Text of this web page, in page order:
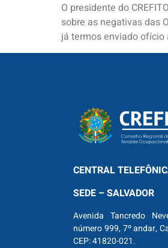
O presidente do
sobre as negativas das
já termos enviado ofício
CENTRAL
SEDE – SALVADOR
Avenida Tancredo
número 999, 7º andar,
CEP: 41820-021.